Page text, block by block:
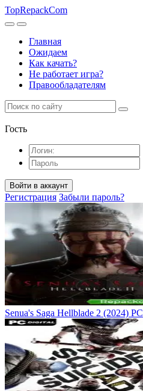
TopRepackCom
Главная
Ожидаем
Как качать?
Не работает игра?
Правообладателям
Гость
Войти в аккаунт
Регистрация Забыли пароль?
Senua's Saga Hellblade 2 (2024) PC